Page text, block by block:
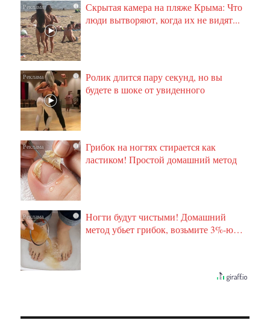
i
Скрытая камера на пляже Крыма: Что
люди вытворяют, когда их не видят...
i
Ролик длится пару секунд, но вы
будете в шоке от увиденного
i
Грибок на ногтях стирается как
ластиком! Простой домашний метод
i
Ногти будут чистыми! Домашний
метод убьет грибок, возьмите 3%-ю…